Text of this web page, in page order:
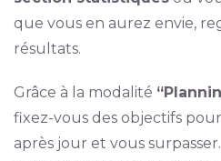
que vous en aurez envie,
résultats.
Grâce à la modalité
fixez-vous des objectifs
après jour et vous